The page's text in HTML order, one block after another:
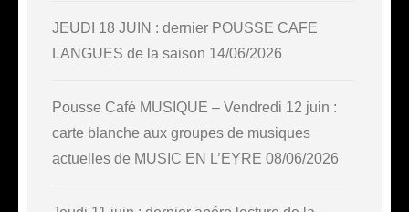
JEUDI 18 JUIN : dernier POUSSE CAFE
LANGUES de la saison 14/06/2026
Pousse Café MUSIQUE – Vendredi 12 juin :
carte blanche aux groupes de musiques
actuelles de MUSIC EN L’EYRE 08/06/2026